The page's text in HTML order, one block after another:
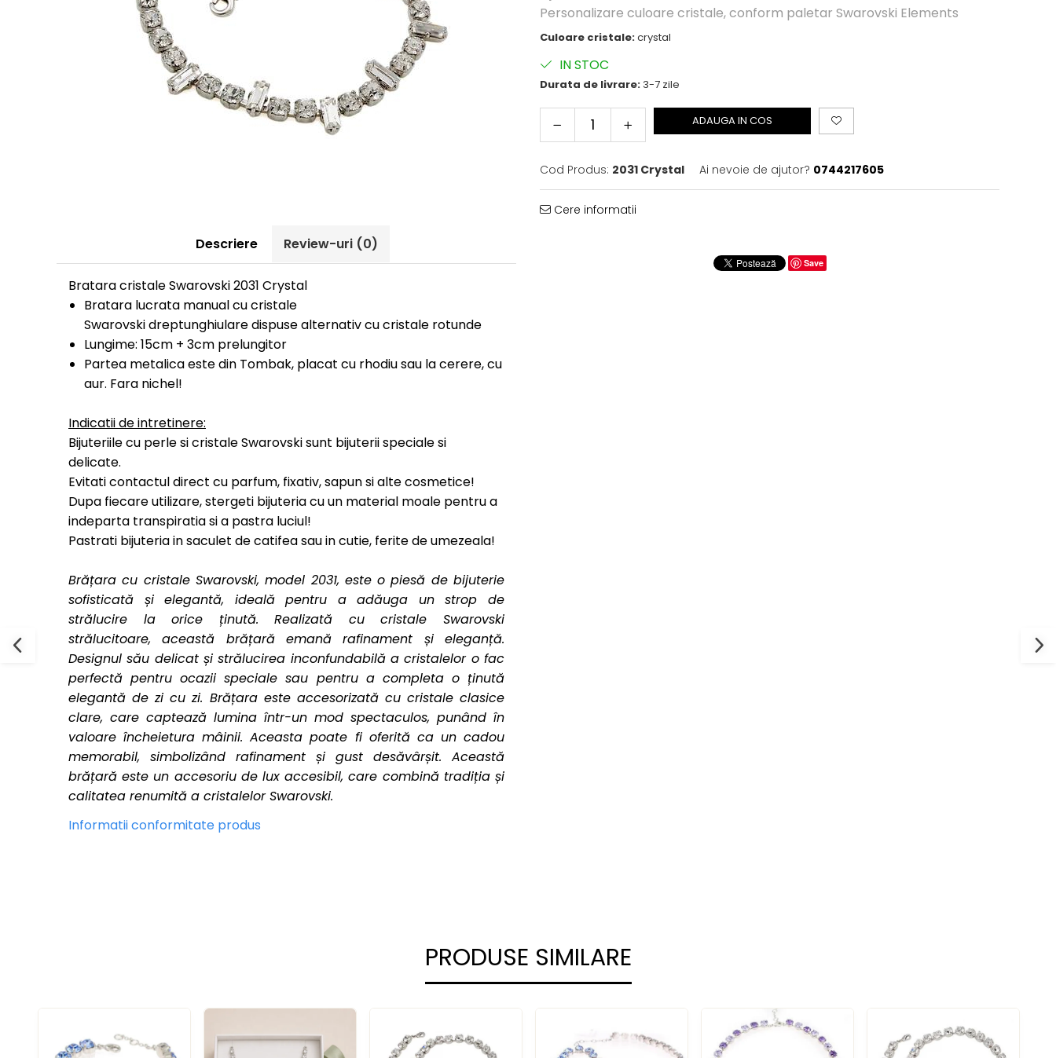
Personalizare culoare cristale, conform paletar Swarovski Elements
Culoare cristale:crystal
IN STOC
Durata de livrare: 3-7 zile
ADAUGA IN COS
Cod Produs: 2031 Crystal Ai nevoie de ajutor? 0744217605
Cere informatii
Save
Descriere Review-uri (0)
Bratara cristale Swarovski 2031 Crystal
Bratara lucrata manual cu cristale
Swarovski dreptunghiulare dispuse alternativ cu cristale rotunde
Lungime: 15cm + 3cm prelungitor
Partea metalica este din Tombak, placat cu rhodiu sau la cerere, cu
aur. Fara nichel!
Indicatii de intretinere:
Bijuteriile cu perle si cristale Swarovski sunt bijuterii speciale si
delicate.
Evitati contactul direct cu parfum, fixativ, sapun si alte cosmetice!
Dupa fiecare utilizare, stergeti bijuteria cu un material moale pentru a
indeparta transpiratia si a pastra luciul!
Pastrati bijuteria in saculet de catifea sau in cutie, ferite de umezeala!
Brățara cu cristale Swarovski, model 2031, este o piesă de bijuterie
sofisticată și elegantă, ideală pentru a adăuga un strop de
strălucire la orice ținută. Realizată cu cristale Swarovski
strălucitoare, această brățară emană rafinament și eleganță.
Designul său delicat și strălucirea inconfundabilă a cristalelor o fac
perfectă pentru ocazii speciale sau pentru a completa o ținută
elegantă de zi cu zi. Brățara este accesorizată cu cristale clasice
clare, care captează lumina într-un mod spectaculos, punând în
valoare încheietura mâinii. Aceasta poate fi oferită ca un cadou
memorabil, simbolizând rafinament și gust desăvârșit. Această
brățară este un accesoriu de lux accesibil, care combină tradiția și
calitatea renumită a cristalelor Swarovski​.
Informatii conformitate produs
PRODUSE SIMILARE